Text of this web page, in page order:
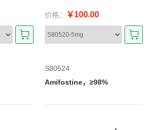
价格： ￥100.00
S80524
Amifostine，≥98%